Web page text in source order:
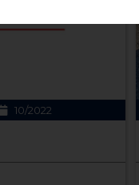
10/2022